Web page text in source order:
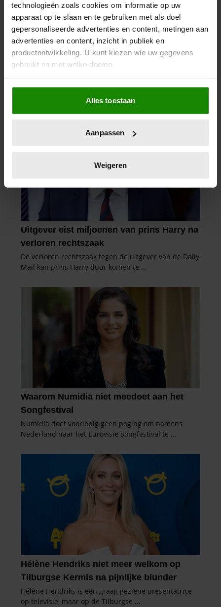
technologieën zoals cookies om informatie op uw
apparaat op te slaan en te gebruiken met als doel
gepersonaliseerde advertenties en content, metingen aan
advertenties en content, inzicht in publiek en
productontwikkeling. U kunt kiezen wie uw gegevens
gebruikt en met welke doelen.
Als u het toestaat, willen we ook graag:
Informatie verzamelen over uw geografische
locatie, die tot een paar meter nauwkeurig kan zijn
scannen op specifieke eigenschappen (fingerprinting)
verwerkt en stel uw voorkeuren in het
intrekken in de Cookieverklaring.
We gebruiken cookies om content en advertenties te
personaliseren, om functies voor social media te bieden
en om ons websiteverkeer te analyseren. Ook delen we
informatie over uw gebruik van onze site met onze
partners voor social media, adverteren en analyse. Deze
partners kunnen deze gegevens combineren met andere
verzameld op basis van uw gebruik van hun services. U
gaat akkoord met onze cookies als u onze website blijft
gebruiken.
Alles toestaan
Aanpassen
Weigeren